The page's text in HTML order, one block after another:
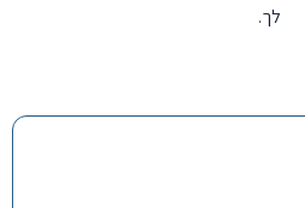
לך.